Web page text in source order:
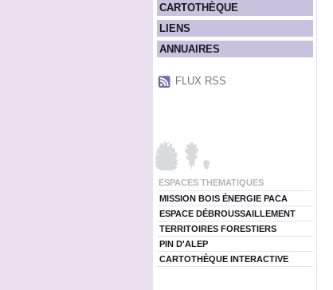
CARTOTHÈQUE
LIENS
ANNUAIRES
FLUX RSS
ESPACES THEMATIQUES
MISSION BOIS ÉNERGIE PACA
ESPACE DÉBROUSSAILLEMENT
TERRITOIRES FORESTIERS
PIN D'ALEP
CARTOTHÈQUE INTERACTIVE